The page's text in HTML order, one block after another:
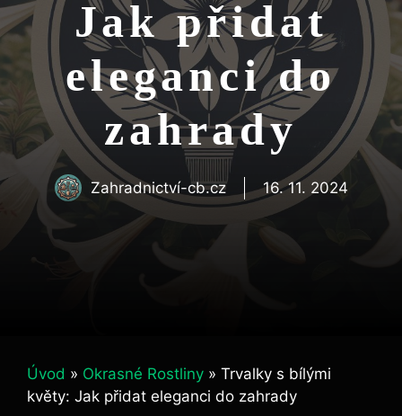
Jak přidat
eleganci do
zahrady
Zahradnictví-cb.cz 16. 11. 2024
Úvod » Okrasné Rostliny » Trvalky s bílými
květy: Jak přidat eleganci do zahrady